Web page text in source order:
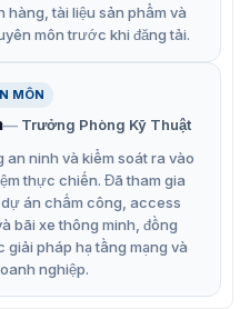
bị an ninh quan trọng,
sân bay, nhà ga, tòa nhà
để kiểm tra hành lý và phát
nhiều tính năng vượt trội:
hiển thị trên màn hình
biết các vật thể lạ, chất
nổ.
công nghệ X-ray tiên
xác cao trong quá trình
hàng, tài liệu sản phẩm và
môn trước khi đăng tải.
MÔN
Trưởng Phòng Kỹ Thuật
an ninh và kiểm soát ra vào
thực chiến. Đã tham gia
án chấm công, access
bãi xe thông minh, đồng
pháp hạ tầng mạng và
nghiệp.